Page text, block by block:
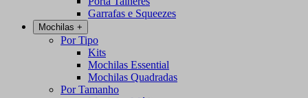
Garrafas e Squeezes
Mochilas +
Por Tipo
Kits
Mochilas Essential
Mochilas Quadradas
Por Tamanho